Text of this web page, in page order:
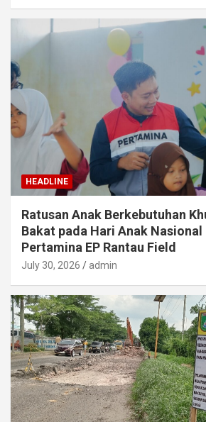
HEADLINE
Ratusan Anak Berkebutuhan
Bakat pada Hari Anak Nasional
Pertamina EP Rantau Field
July 30, 2026 admin